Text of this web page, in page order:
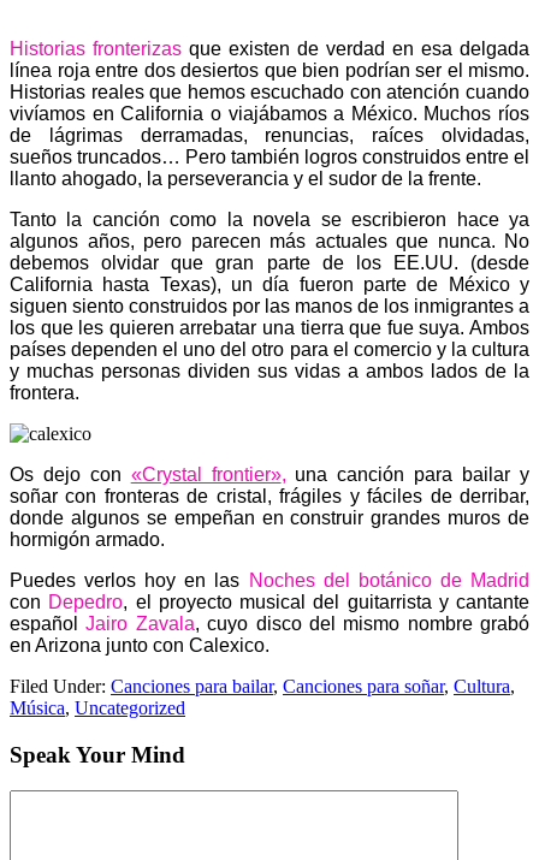
Historias fronterizas que existen de verdad en esa delgada
línea roja entre dos desiertos que bien podrían ser el mismo.
Historias reales que hemos escuchado con atención cuando
vivíamos en California o viajábamos a México. Muchos ríos
de lágrimas derramadas, renuncias, raíces olvidadas,
sueños truncados… Pero también logros construidos entre el
llanto ahogado, la perseverancia y el sudor de la frente.
Tanto la canción como la novela se escribieron hace ya
algunos años, pero parecen más actuales que nunca. No
debemos olvidar que gran parte de los EE.UU. (desde
California hasta Texas), un día fueron parte de México y
siguen siento construidos por las manos de los inmigrantes a
los que les quieren arrebatar una tierra que fue suya. Ambos
países dependen el uno del otro para el comercio y la cultura
y muchas personas dividen sus vidas a ambos lados de la
frontera.
Os dejo con «Crystal frontier», una canción para bailar y
soñar con fronteras de cristal, frágiles y fáciles de derribar,
donde algunos se empeñan en construir grandes muros de
hormigón armado.
Puedes verlos hoy en las Noches del botánico de Madrid
con Depedro, el proyecto musical del guitarrista y cantante
españolJairo Zavala, cuyo disco del mismo nombre grabó
en Arizona junto con Calexico.
Filed Under: Canciones para bailar, Canciones para soñar, Cultura,
Música, Uncategorized
Speak Your Mind